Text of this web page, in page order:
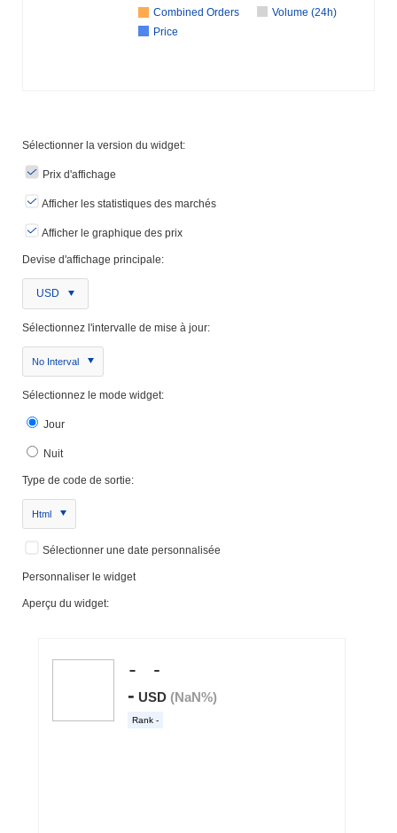
Combined Orders
Volume (24h)
Price
Sélectionner la version du widget:
Prix ​​d'affichage
Afficher les statistiques des marchés
Afficher le graphique des prix
Devise d'affichage principale:
USD
Sélectionnez l'intervalle de mise à jour:
No Interval
Sélectionnez le mode widget:
Jour
Nuit
Type de code de sortie:
Html
Sélectionner une date personnalisée
Personnaliser le widget
Aperçu du widget: